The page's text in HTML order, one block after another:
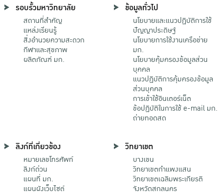
รอบรั้วมหาวิทยาลัย
สถานที่สำคัญ
แหล่งเรียนรู้
สิ่งอำนวยความสะดวก
กีฬาและสุขภาพ
ผลิตภัณฑ์ มก.
ข้อมูลทั่วไป
นโยบายและแนวปฏิบัติการใช้
ปัญญาประดิษฐ์
นโยบายการใช้งานเครือข่าย
มก.
นโยบายคุ้มครองข้อมูลส่วน
บุคคล
แนวปฏิบัติการคุ้มครองข้อมูล
ส่วนบุคคล
การเข้าใช้อินเตอร์เน็ต
ข้อปฏิบัติในการใช้ e-mail มก.
ถ่ายทอดสด
ลิงก์ที่เกี่ยวข้อง
หมายเลขโทรศัพท์
ลิงก์ด่วน
แผนที่ มก.
แผนผังเว็บไซต์
วิทยาเขต
บางเขน
วิทยาเขตกําแพงแสน
วิทยาเขตเฉลิมพระเกียรติ
จังหวัดสกลนคร